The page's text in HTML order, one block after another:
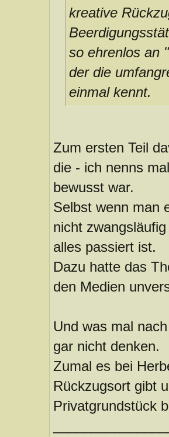
kreative
so ehrenlos an
der die
einmal kennt.
Zum ersten Teil
die - ich nenns
bewusst war.
Selbst wenn man
nicht
alles passiert ist.
Dazu hatte das
den Medien
Und was mal
gar nicht denken.
Zumal es bei
Rückzugsort gibt
Privatgrundstück